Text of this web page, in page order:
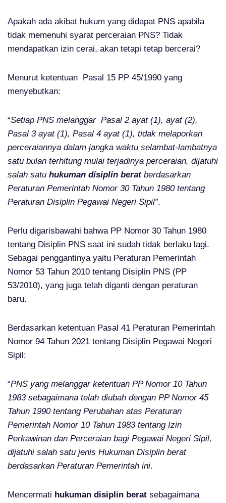
Apakah ada akibat hukum yang didapat PNS apabila
tidak memenuhi syarat perceraian PNS? Tidak
mendapatkan izin cerai, akan tetapi tetap bercerai?
Menurut ketentuan Pasal 15 PP 45/1990 yang
menyebutkan:
“Setiap PNS melanggar Pasal 2 ayat (1), ayat (2),
Pasal 3 ayat (1), Pasal 4 ayat (1), tidak melaporkan
perceraiannya dalam jangka waktu selambat-lambatnya
satu bulan terhitung mulai terjadinya perceraian, dijatuhi
salah satu hukuman disiplin beratberdasarkan
Peraturan Pemerintah Nomor 30 Tahun 1980 tentang
Peraturan Disiplin Pegawai Negeri Sipil”.
Perlu digarisbawahi bahwa PP Nomor 30 Tahun 1980
tentang Disiplin PNS saat ini sudah tidak berlaku lagi.
Sebagai penggantinya yaitu Peraturan Pemerintah
Nomor 53 Tahun 2010 tentang Disiplin PNS (PP
53/2010), yang juga telah diganti dengan peraturan
baru.
Berdasarkan ketentuan Pasal 41 Peraturan Pemerintah
Nomor 94 Tahun 2021 tentang Disiplin Pegawai Negeri
Sipil:
“PNS yang melanggar ketentuan PP Nomor 10 Tahun
1983 sebagaimana telah diubah dengan PP Nomor 45
Tahun 1990 tentang Perubahan atas Peraturan
Pemerintah Nomor 10 Tahun 1983 tentang Izin
Perkawinan dan Perceraian bagi Pegawai Negeri Sipil,
dijatuhi salah satu jenis Hukuman Disiplin berat
berdasarkan Peraturan Pemerintah ini.
Mencermati hukuman disiplin berat sebagaimana